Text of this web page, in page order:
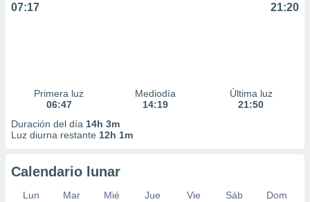
07:17 21:20
Primera luz
06:47
Mediodía
14:19
Última luz
21:50
Duración del día 14h 3m
Luz diurna restante 12h 1m
Calendario lunar
Lun Mar Mié Jue Vie Sáb
Dom